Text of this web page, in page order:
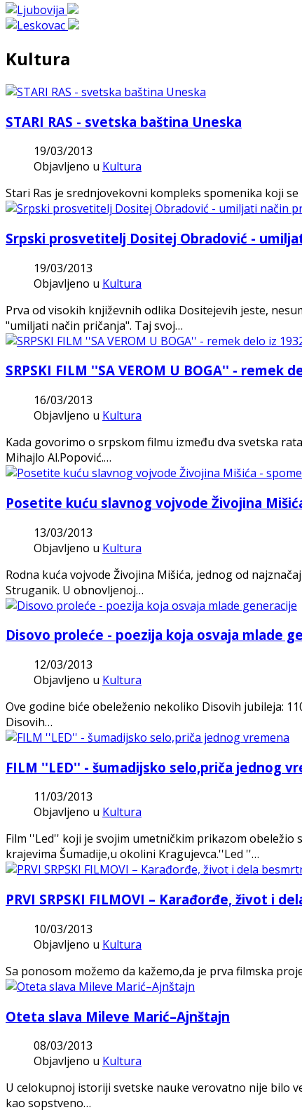
Kultura
STARI RAS - svetska baština Uneska
19/03/2013
Objavljeno u Kultura
Stari Ras je srednjovekovni kompleks spomenika koji
Srpski prosvetitelj Dositej Obradović -
19/03/2013
Objavljeno u Kultura
Prva od visokih književnih odlika Dositejevih jeste,
"umiljati način pričanja". Taj svoj…
SRPSKI FILM ''SA VEROM U BOGA'' - remek
16/03/2013
Objavljeno u Kultura
Kada govorimo o srpskom filmu između dva svetska
Mihajlo Al.Popović.…
Posetite kuću slavnog vojvode Živojina
13/03/2013
Objavljeno u Kultura
Rodna kuća vojvode Živojina Mišića, jednog od
Struganik. U obnovljenoj…
Disovo proleće - poezija koja osvaja mlade
12/03/2013
Objavljeno u Kultura
Ove godine biće obeleženio nekoliko Disovih jubileja:
Disovih…
FILM ''LED'' - šumadijsko selo,priča jednog
11/03/2013
Objavljeno u Kultura
Film ''Led'' koji je svojim umetničkim prikazom
krajevima Šumadije,u okolini Kragujevca.''Led ''…
PRVI SRPSKI FILMOVI – Karađorđe, život i
10/03/2013
Objavljeno u Kultura
Sa ponosom možemo da kažemo,da je prva filmska
Oteta slava Mileve Marić–Ajnštajn
08/03/2013
Objavljeno u Kultura
U celokupnoj istoriji svetske nauke verovatno nije bilo
kao sopstveno…